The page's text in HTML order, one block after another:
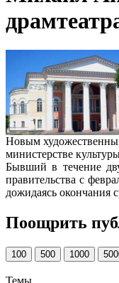
Новым
министерстве
Бывший в течение
правительства с
дожидаясь окончания
Поощрить
100 500 1000
Темы